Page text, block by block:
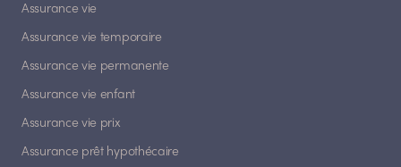
Assurance vie
Assurance vie temporaire
Assurance vie permanente
Assurance vie enfant
Assurance vie prix
Assurance prêt hypothécaire